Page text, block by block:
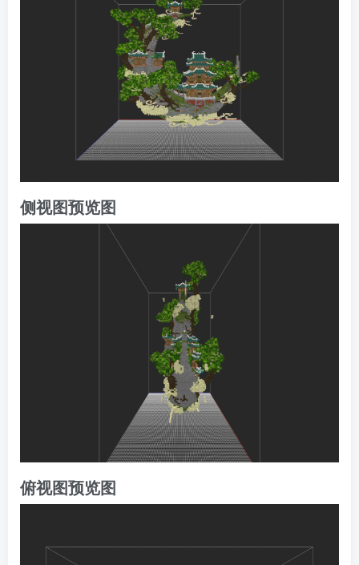
侧视图预览图
俯视图预览图